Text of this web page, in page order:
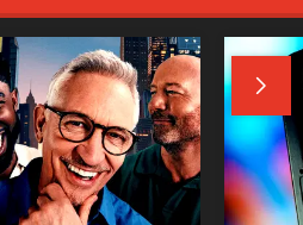
